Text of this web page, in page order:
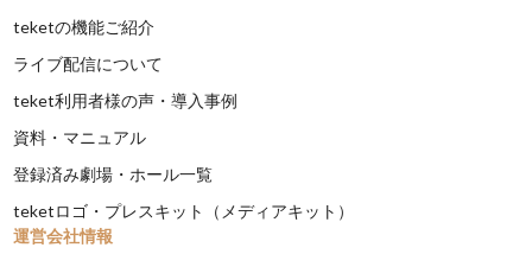
teketの機能ご紹介
ライブ配信について
teket利用者様の声・導入事例
資料・マニュアル
登録済み劇場・ホール一覧
teketロゴ・プレスキット（メディアキット）
運営会社情報